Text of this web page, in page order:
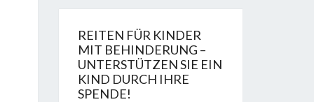
REITEN FÜR KINDER
MIT BEHINDERUNG –
UNTERSTÜTZEN SIE EIN
KIND DURCH IHRE
SPENDE!